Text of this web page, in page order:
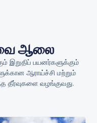
ஆலை
இறுதிப் பயனர்களுக்கும்
ஆராய்ச்சி மற்றும்
தீர்வுகளை வழங்குவது.